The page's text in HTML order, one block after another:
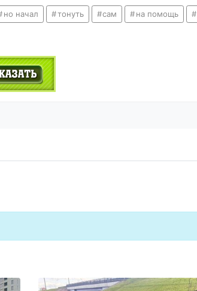
но начал тонуть сам на помощь